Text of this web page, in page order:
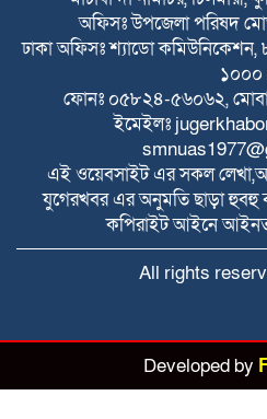
বিটিভির
রাজারহাটে
পাতিলের
ভূরুঙ্গামারীতে
যোদ্ধা ও জুলাই
ভূরুঙ্গামারীতে
আটক ১,
অফিসঃ উপজেলা পরিষদ
ঢাকা অফিসঃ শ্যাডো কমিউনিকেশন,
ফোনঃ ০৫৮২৪-৫৬০৬২,
ইমেইলঃ
এই ওয়েবসাইট এর সকল
যুগেরখবর এর অনুমতি ছাড়া হুবহু
কপিরাইট আইনে আইনত
All rights
Developed by